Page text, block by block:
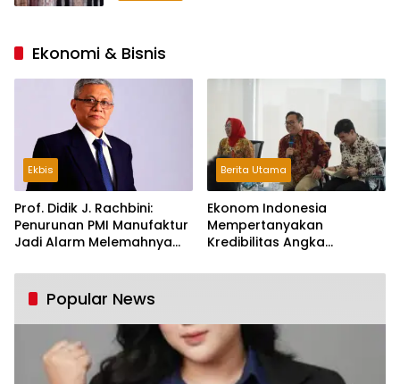
Ekonomi & Bisnis
Ekbis
Prof. Didik J. Rachbini:
Penurunan PMI Manufaktur
Jadi Alarm Melemahnya
Berita Utama
Ekonom Indonesia
Mempertanyakan
Kredibilitas Angka
Tumbuh Tapi Rapuh
Popular News